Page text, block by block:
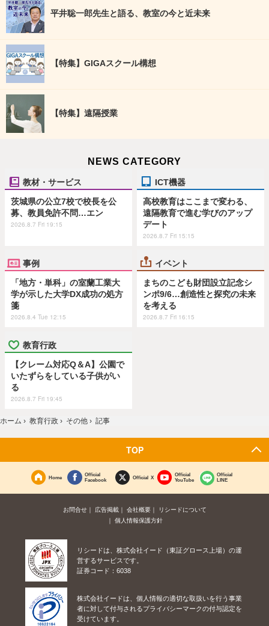
平井聡一郎先生と語る、教室の今と近未来
【特集】GIGAスクール構想
【特集】遠隔授業
NEWS CATEGORY
教材・サービス
茨城県の公立7校で校長を公
募、教員免許不問…エン
2026.8.7 Fri 19:15
ICT機器
高校教育はここまで変わる、
遠隔教育で進む学びのアップ
デート
2026.8.7 Fri 15:15
事例
「地方・単科」の室蘭工業大
学が示した大学DX成功の処方
箋
2026.8.4 Tue 12:15
イベント
まちのこども財団設立記念シ
ンポ9/6…創造性と探究の未来
を考える
2026.8.7 Fri 16:15
教育行政
【クレーム対応Q＆A】公園で
いたずらをしている子供がい
る
2026.8.7 Fri 19:45
ホーム › 教育行政 › その他 › 記事
TOP
Home
Official
Facebook
Official X
Official
YouTube
Official
LINE
お問合せ 広告掲載 会社概要
リシードについて
個人情報保護方針
リシードは、株式会社イード（東証グロース上場）の運
営するサービスです。
証券コード：6038
株式会社イードは、個人情報の適切な取扱いを行う事業
者に対して付与されるプライバシーマークの付与認定を
受けています。